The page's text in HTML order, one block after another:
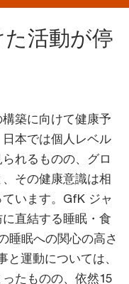
活動が停
築に向けて健康予
本では個人レベル
れるものの、グロ
その健康意識は相
います。GfK ジャ
直結する睡眠・食
睡眠への関心の高さ
と運動については、
たものの、依然15